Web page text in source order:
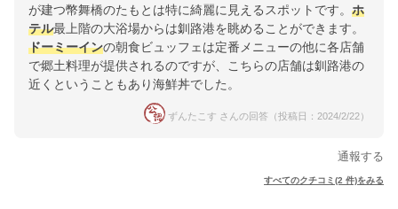
が建つ幣舞橋のたもとは特に綺麗に見えるスポットです。 ホ
テル最上階の大浴場からは釧路港を眺めることができます。
ドーミーインの朝食ビュッフェは定番メニューの他に各店舗
で郷土料理が提供されるのですが、こちらの店舗は釧路港の
近くということもあり海鮮丼でした。
ずんたこす さんの回答（投稿日：2024/2/22）
通報する
すべてのクチコミ(2 件)をみる